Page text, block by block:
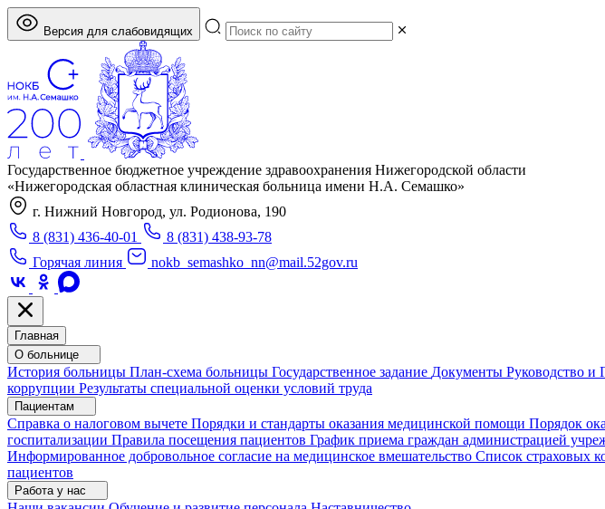
Версия для слабовидящих
Государственное бюджетное учреждение здравоохранения Нижегородской области
«Нижегородская областная клиническая больница имени Н.А. Семашко»
г. Нижний Новгород, ул. Родионова, 190
8 (831) 436-40-01
8 (831) 438-93-78
Горячая линия
nokb_semashko_nn@mail.52gov.ru
Главная
О больнице
История больницы План-схема больницы Государственное задание Документы Руководство и
коррупции Результаты специальной оценки условий труда
Пациентам
Справка о налоговом вычете Порядки и стандарты оказания медицинской помощи Порядок
госпитализации Правила посещения пациентов График приема граждан администрацией
Информированное добровольное согласие на медицинское вмешательство Список страховых
пациентов
Работа у нас